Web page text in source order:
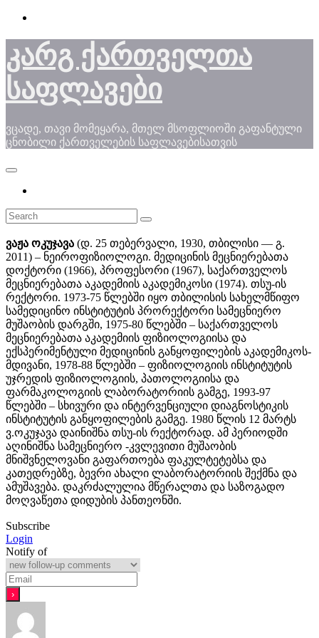
Skip
content
კარგ ქართველთა
საფლავები
ვცადე, თავი მომეყარა, მთელ მსოფლიოში გაფანტული
ცნობილი ქართველების საფლავებისათვის
ვაჟა ოკუჯავა (დ. 25 თებერვალი, 1930, თბილისი — გ.
2011) – ნეიროფიზიოლოგი. მედიცინის მეცნიერებათა
დოქტორი (1966), პროფესორი (1967), საქართველოს
მეცნიერებათა აკადემიის აკადემიკოსი (1974). თსუ-ის
რექტორი. 1973-75 წლებში იყო თბილისის სახელმწიფო
სამედიცინო ინსტიტუტის პრორექტორი სამეცნიერო
მუშაობის დარგში, 1975-80 წლებში – საქართველოს
მეცნიერებათა აკადემიის ფიზიოლოგიისა და
ექსპერიმენტული მედიცინის განყოფილების აკადემიკოს-
მდივანი, 1978-88 წლებში – ფიზიოლოგიის ინსტიტუტის
უჯრედის ფიზიოლოგიის, პათოლოგიისა და
ფარმაკოლოგიის ლაბორატორიის გამგე, 1993-97
წლებში – სხივური და ინტერვენციული დიაგნოსტიკის
ინსტიტუტის განყოფილების გამგე. 1980 წლის 12 მარტს
ვ.ოკუჯავა დაინიშნა თსუ-ის რექტორად. ამ პერიოდში
აღინიშნა სამეცნიერო -კვლევითი მუშაობის
მნიშვნელოვანი გაფართოება ფაკულტეტებსა და
კათედრებზე, ბევრი ახალი ლაბორატორიის შექმნა და
ამუშავება. დაკრძალულია მწერალთა და საზოგადო
მოღვაწეთა დიდუბის პანთეონში.
Subscribe
Login
Notify of